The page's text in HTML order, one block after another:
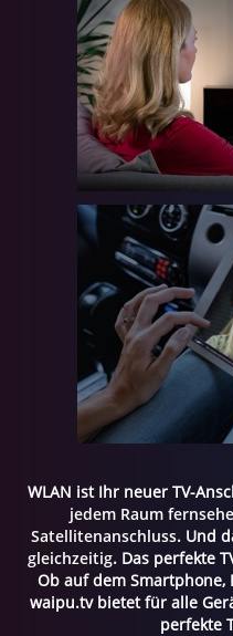
WLAN ist Ihr neuer TV-
jedem Raum
Satellitenanschluss. Und
gleichzeitig. Das perfekte
Ob auf dem Smartphone,
waipu.tv bietet für alle
perfekte